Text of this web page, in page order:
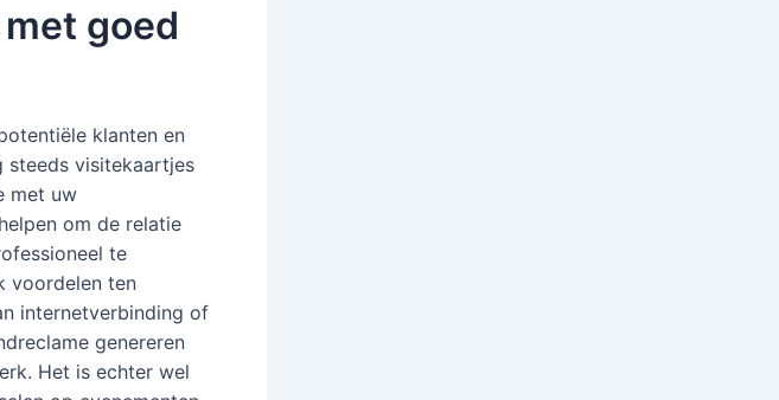
goed
klanten en
steeds visitekaartjes
met uw
om de relatie
te
voordelen ten
internetverbinding of
genereren
Het is echter wel